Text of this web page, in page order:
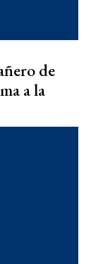
de
a la